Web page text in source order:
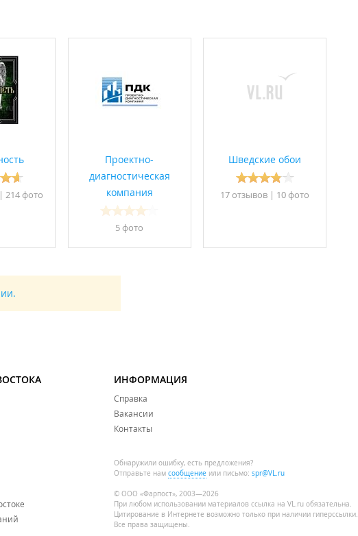
| 214 фото
Проектно-
диагностическая
компания
5 фото
Шведские обои
17 отзывов | 10 фото
ИНФОРМАЦИЯ
Справка
Вакансии
Контакты
Обнаружили ошибку, есть предложения?
Отправьте нам сообщение или письмо: spr@VL.ru
© ООО «Фарпост», 2003—2026
При любом использовании материалов ссылка на VL.ru обязательна.
Цитирование в Интернете возможно только при наличии гиперссылки.
Все права защищены.